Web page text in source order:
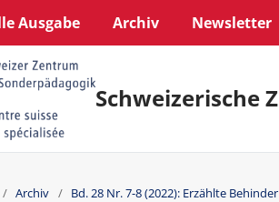
Ausgabe Archiv Newsletter
Schweizerische
/ Archiv / Bd. 28 Nr. 7-8 (2022): Erzählte